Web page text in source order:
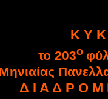
Κ Υ
το 203ο
Δ Ι Α Δ Ρ Ο